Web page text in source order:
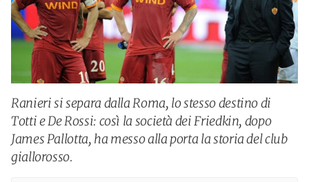
Ranieri si separa dalla Roma, lo stesso destino di
Totti e De Rossi: così la società dei Friedkin, dopo
James Pallotta, ha messo alla porta la storia del club
giallorosso.